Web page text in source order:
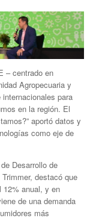
– centrado en
Agropecuaria y
para
en la región. El
aportó datos y
como eje de
Desarrollo de
destacó que
12% anual, y en
de una demanda
más